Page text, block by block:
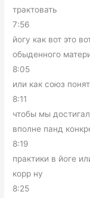
трактовать
7:56
йогу как вот это
обыденного
8:05
или как союз
8:11
чтобы мы
вполне панд
8:19
практики в йоге
корр ну
8:25